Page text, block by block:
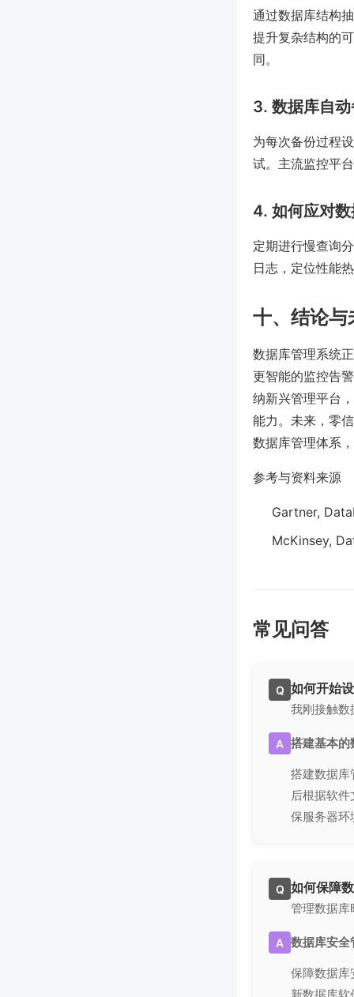
通过数据库结构
提升复杂结构的
同。
3. 数据库自
为每次备份过程
试。主流监控平
4. 如何应对
定期进行慢查询
日志，定位性能
十、结论与
数据库管理系统
更智能的监控告
纳新兴管理平台
能力。未来，零
数据库管理体系
参考与资料来源
Gartner,
McKinsey,
常见问答
Q 如何开始
我刚接触数
A 搭建基本的
搭建数据
后根据软
保服务器环
Q 如何保障
管理数据库
A 数据库安全
保障数据库